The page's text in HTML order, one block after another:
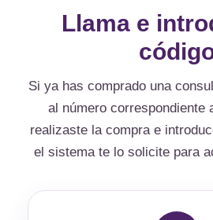
Llama e
Si ya has comprado una
al número correspondiente
realizaste la compra e
el sistema te lo solicite para